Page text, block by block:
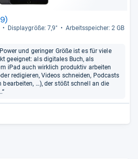
Dis­play­größe: 7,9" Arbeitsspei­cher: 2 GB
und geringer Größe ist es für viele
geeignet: als digitales Buch, als
iPad auch wirklich produktiv arbeiten
redigieren, Videos schneiden, Podcasts
bearbeiten, …), der stößt schnell an die